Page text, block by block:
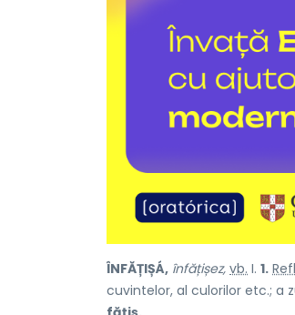
ÎNFĂȚIȘÁ, înfățișez, vb. I. 1.
cuvintelor, al culorilor etc.; a